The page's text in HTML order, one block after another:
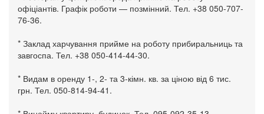
офіціантів. Графік роботи — позмінний. Тел. +38 050-707-
76-36.
* Заклад харчування прийме на роботу прибиральниць та
завгоспа. Тел. +38 050-414-44-30.
* Видам в оренду 1-, 2- та 3-кімн. кв. за ціною від 6 тис.
грн. Тел. 050-814-94-41.